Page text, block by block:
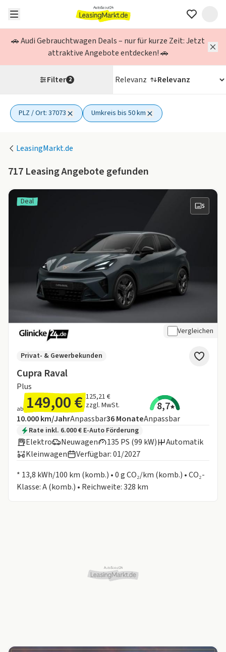
🚗 Audi Gebrauchtwagen Deals – nur für kurze Zeit: Jetzt
attraktive Angebote entdecken! 🚗
LeasingMarkt.de
717 Leasing Angebote gefunden
Filter 2 Relevanz
PLZ / Ort: 37073 Umkreis bis 50 km
2 aktive Filter
5
Deal
Vergleichen
Cupra Raval
Plus
Privat- & Gewerbekunden
ab 149,00 € 125,21 €
zzgl. MwSt.
8,7
Angebotsdetails:
Inklusive Laufleistung
10.000 km/JahrAnpassbarLaufzeit
36MonateAnpassbar
Zusätzliche Fahrzeuginformationen:
Rate inkl. 6.000 € E-Auto Förderung
Elektro Neuwagen 135 PS (99 kW)
Automatik
Kleinwagen
Verfügbar: 01/2027
* 13,8 kWh/100 km (komb.) • 0 g CO₂/km (komb.) • CO₂-
Klasse: A (komb.) • Reichweite: 328 km